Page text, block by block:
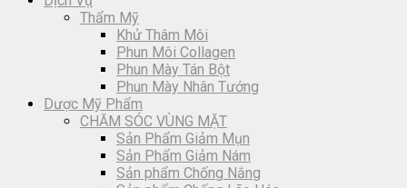
Thẩm Mỹ
Khử Thâm Môi
Phun Môi Collagen
Phun Mày Tán Bột
Phun Mày Nhân Tướng
Dược Mỹ Phẩm
CHĂM SÓC VÙNG MẶT
Sản Phẩm Giảm Mụn
Sản Phẩm Giảm Nám
Sản phẩm Chống Nắng